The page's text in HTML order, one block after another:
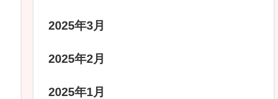
2025年3月
2025年2月
2025年1月